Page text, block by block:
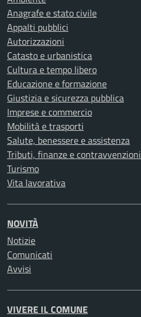
Anagrafe e stato civile
Appalti pubblici
Autorizzazioni
Catasto e urbanistica
Cultura e tempo libero
Educazione e formazione
Giustizia e sicurezza pubblica
Imprese e commercio
Mobilità e trasporti
Salute, benessere e assistenza
Tributi, finanze e contravvenzioni
Turismo
Vita lavorativa
NOVITÀ
Notizie
Comunicati
Avvisi
VIVERE IL COMUNE